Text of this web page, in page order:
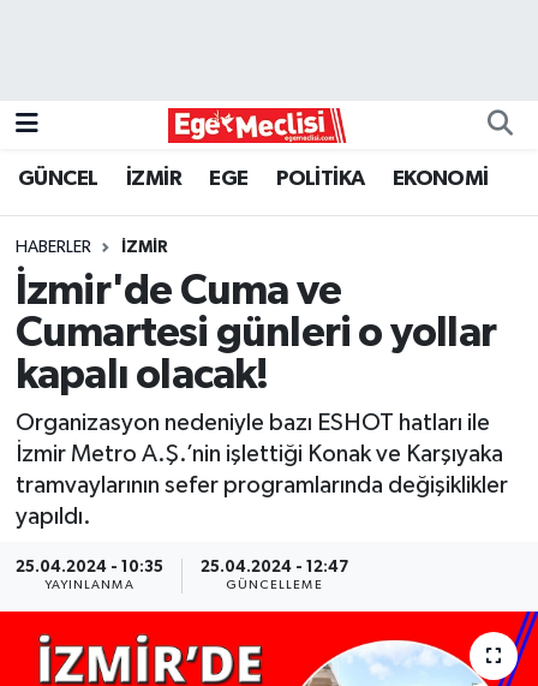
GÜNCEL İZMİR EGE POLİTİKA EKONOMİ
HABERLER İZMİR
İzmir'de Cuma ve
Cumartesi günleri o yollar
kapalı olacak!
Organizasyon nedeniyle bazı ESHOT hatları ile
İzmir Metro A.Ş.’nin işlettiği Konak ve Karşıyaka
tramvaylarının sefer programlarında değişiklikler
yapıldı.
25.04.2024 - 10:35
YAYINLANMA
25.04.2024 - 12:47
GÜNCELLEME
GÜNCEL
İZMİR
ÖZEL HABER
POLİTİKA
Programlar
SPOR
YAŞAM